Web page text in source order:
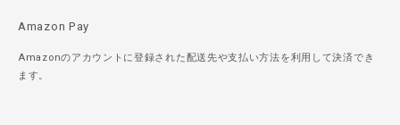
Amazon Pay
Amazonのアカウントに登録された配送先や支払い方法を利用して決済でき
ます。